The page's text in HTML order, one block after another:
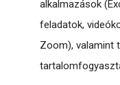
alkalmazások
feladatok,
Zoom), valamint